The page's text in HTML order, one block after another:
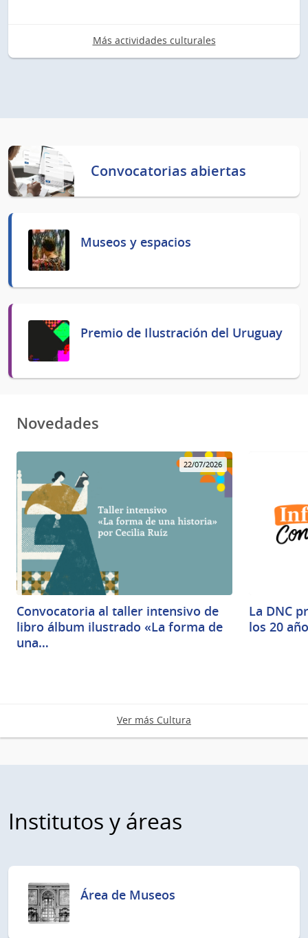
Más actividades culturales
Convocatorias abiertas
Museos y espacios
Premio de Ilustración del Uruguay
Novedades
22/07/2026
Convocatoria al taller intensivo de
libro álbum ilustrado «La forma de
una…
La DNC
los 20
Ver más Cultura
Institutos y áreas
Área de Museos